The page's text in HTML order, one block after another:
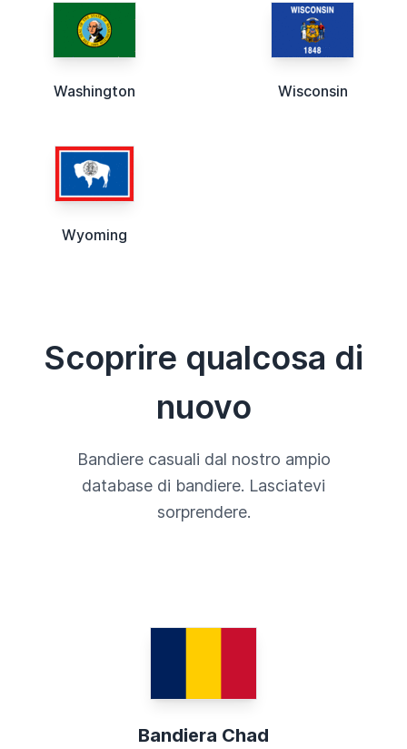
Washington Wisconsin
Wyoming
Scoprire qualcosa di
nuovo
Bandiere casuali dal nostro ampio
database di bandiere. Lasciatevi
sorprendere.
Bandiera Chad